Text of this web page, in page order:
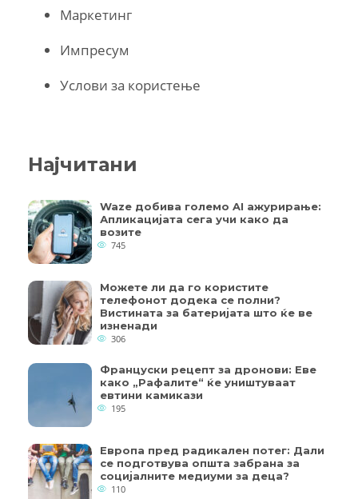
Маркетинг
Импресум
Услови за користење
Најчитани
Waze добива големо AI ажурирање:
Апликацијата сега учи како да
возите
745
Можете ли да го користите
телефонот додека се полни?
Вистината за батеријата што ќе ве
изненади
306
Француски рецепт за дронови: Еве
како „Рафалите“ ќе уништуваат
евтини камикази
195
Европа пред радикален потег: Дали
се подготвува општа забрана за
социјалните медиуми за деца?
110